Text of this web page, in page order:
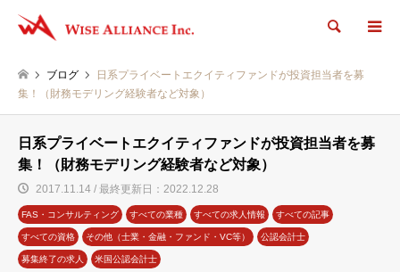
検索
ブログ
日系プライベートエクイティファンドが投資担当者を募
集！（財務モデリング経験者など対象）
日系プライベートエクイティファンドが投資担当者を募
集！（財務モデリング経験者など対象）
2017.11.14 / 最終更新日：2022.12.28
FAS・コンサルティング すべての業種 すべての求人情報 すべての記事
すべての資格 その他（士業・金融・ファンド・VC等） 公認会計士
募集終了の求人 米国公認会計士